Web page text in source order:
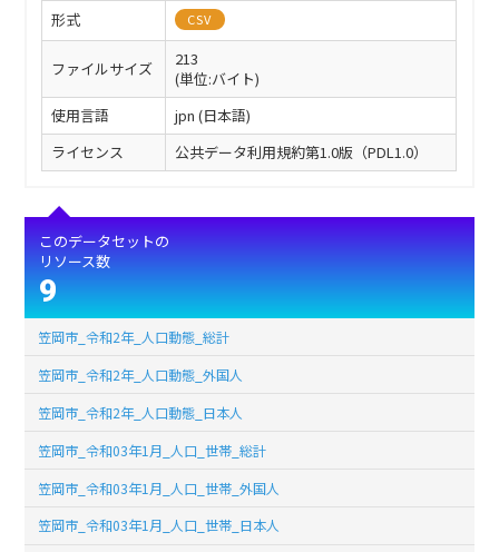
形式
CSV
ファイルサイズ
213
(単位:バイト)
使用言語
jpn (日本語)
ライセンス
公共データ利用規約第1.0版（PDL1.0）
このデータセットの
リソース数
9
笠岡市_令和2年_人口動態_総計
笠岡市_令和2年_人口動態_外国人
笠岡市_令和2年_人口動態_日本人
笠岡市_令和03年1月_人口_世帯_総計
笠岡市_令和03年1月_人口_世帯_外国人
笠岡市_令和03年1月_人口_世帯_日本人